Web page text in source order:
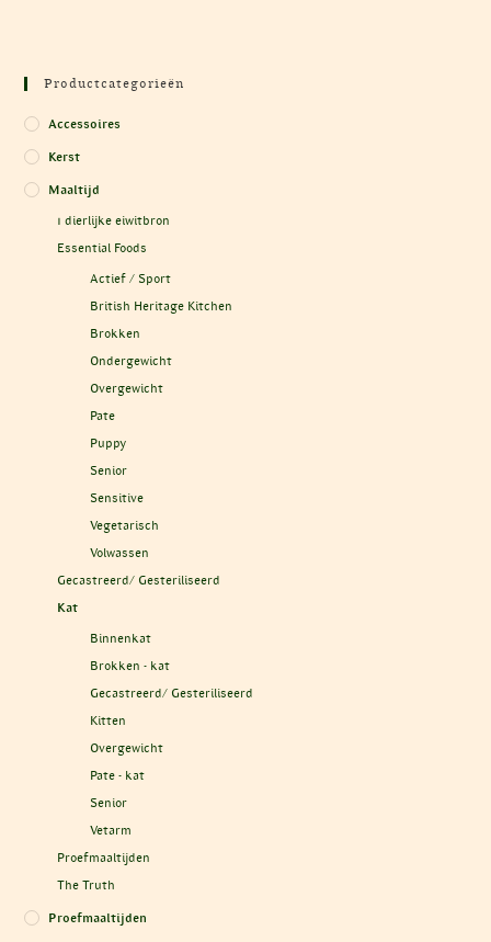
Productcategorieën
Accessoires
Kerst
Maaltijd
1 dierlijke eiwitbron
Essential Foods
Actief / Sport
British Heritage Kitchen
Brokken
Ondergewicht
Overgewicht
Pate
Puppy
Senior
Sensitive
Vegetarisch
Volwassen
Gecastreerd/ Gesteriliseerd
Kat
Binnenkat
Brokken - kat
Gecastreerd/ Gesteriliseerd
Kitten
Overgewicht
Pate - kat
Senior
Vetarm
Proefmaaltijden
The Truth
Proefmaaltijden